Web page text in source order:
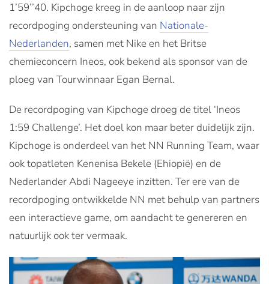
1’59’’40. Kipchoge kreeg in de aanloop naar zijn
recordpoging ondersteuning van Nationale-
Nederlanden, samen met Nike en het Britse
chemieconcern Ineos, ook bekend als sponsor van de
ploeg van Tourwinnaar Egan Bernal.
De recordpoging van Kipchoge droeg de titel ‘Ineos
1:59 Challenge’. Het doel kon maar beter duidelijk zijn.
Kipchoge is onderdeel van het NN Running Team, waar
ook topatleten Kenenisa Bekele (Ehiopië) en de
Nederlander Abdi Nageeye inzitten. Ter ere van de
recordpoging ontwikkelde NN met behulp van partners
een interactieve game, om aandacht te genereren en
natuurlijk ook ter vermaak.